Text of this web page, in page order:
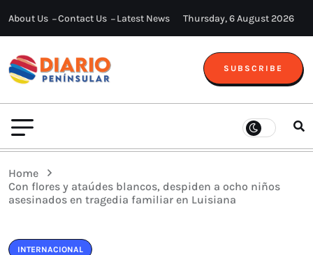
About Us Contact Us Latest News Thursday, 6 August 2026
SUBSCRIBE
Home
Con flores y ataúdes blancos, despiden a ocho niños
asesinados en tragedia familiar en Luisiana
INTERNACIONAL